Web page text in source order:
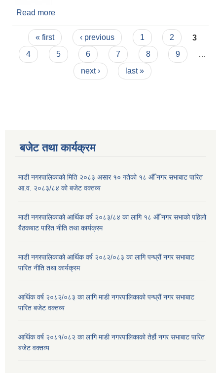
Read more
Pages
« first ‹ previous 1 2
3
4
5 6 7 8 9
next ›
last »
बजेट तथा कार्यक्रम
माडी नगरपालिकाको मिति २०८३ असार १० गतेको १८ औँ नगर सभाबाट पारित
आ.व. २०८३/८४ को बजेट वक्तव्य
माडी नगरपालिकाको आर्थिक वर्ष २०८३/८४ का लागि १८ औँ नगर सभाको पहिलो
बैठकबाट पारित नीति तथा कार्यक्रम
माडी नगरपालिकाको आर्थिक वर्ष २०८२/०८३ का लागि पन्ध्रौं नगर सभाबाट
पारित नीति तथा कार्यक्रम
आर्थिक वर्ष २०८२/०८३ का लागि माडी नगरपालिकाको पन्ध्रौं नगर सभाबाट
पारित बजेट वक्तव्य
आर्थिक वर्ष २०८१/०८२ का लागि माडी नगरपालिकाको तेर्हौ नगर सभाबाट पारित
बजेट वक्तव्य